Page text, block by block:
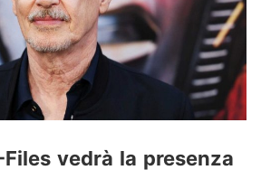
vedrà la presenza